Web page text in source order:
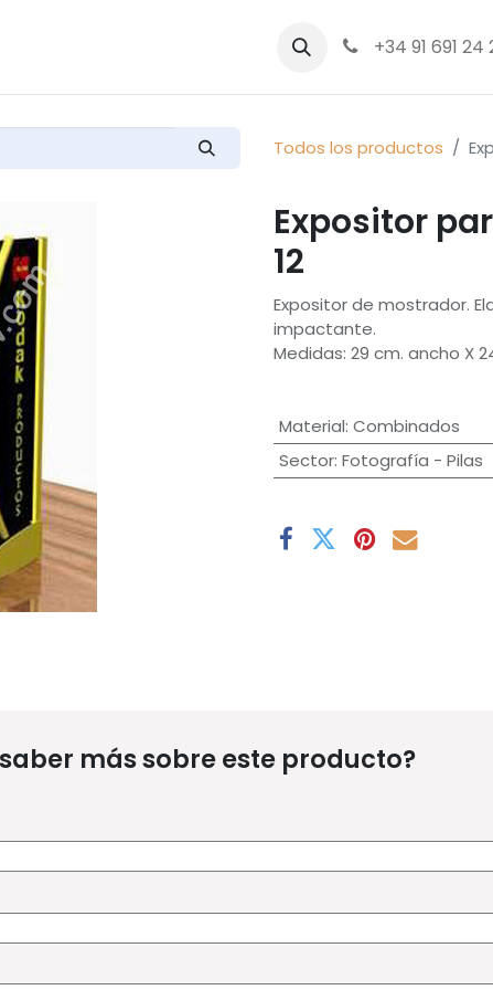
+34 91 691 24
Todos los productos
Expositor
12
Expositor de mostrador.
impactante.
Medidas: 29 cm. ancho X
Material: Combinados
Sector: Fotografía - Pilas
más sobre este producto?